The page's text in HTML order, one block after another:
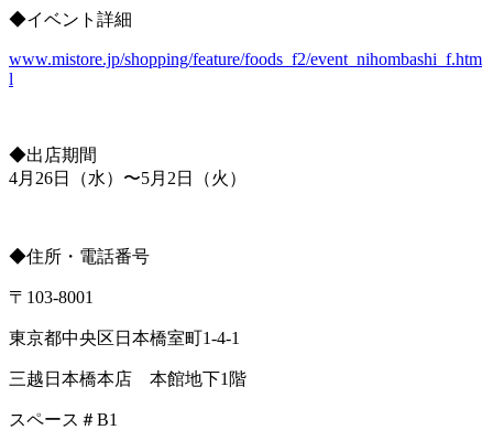
◆イベント詳細
www.mistore.jp/shopping/feature/foods_f2/event_nihombashi_f.htm
l
◆出店期間
4月26日（水）〜5月2日（火）
◆住所・電話番号
〒103-8001
東京都中央区日本橋室町1-4-1
三越日本橋本店 本館地下1階
スペース＃B1